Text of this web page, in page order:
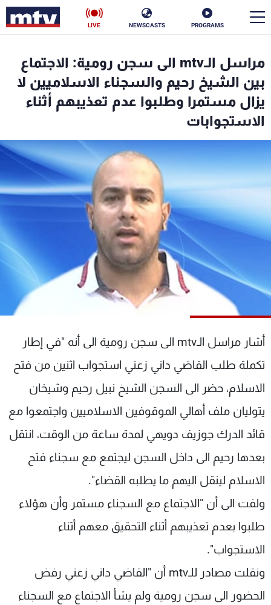
PROGRAMS
NEWSCASTS
LIVE
مراسل الـmtv الى سجن رومية: الاجتماع
بين الشيخ رحيم والسجناء الاسلاميين لا
يزال مستمرا وطلبوا عدم تعذيبهم أثناء
الاستجوابات
أشار مراسل الـmtv الى سجن رومية الى أنه "في إطار
تكملة طلب القاضي داني زعني استجواب اثنين من فتح
الاسلام، حضر الى السجن الشيخ نبيل رحيم وشيخان
يتوليان ملف أهالي الموقوفين الاسلاميين واجتمعوا مع
قائد الدرك جوزيف دويهي لمدة ساعة من الوقت، انتقل
بعدها رحيم الى داخل السجن ليجتمع مع سجناء فتح
الاسلام لينقل اليهم ما يطلبه القضاء".
ولفت الى أن "الاجتماع مع السجناء مستمر وأن هؤلاء
طلبوا بعدم تعذيبهم أثناء التحقيق معهم أثناء
الاستجواب".
ونقلت مصادر للـmtv أن "القاضي داني زعني رفض
الحضور الى سجن رومية ولم يشأ الاجتماع مع السجناء
الأخبار
سياسة ناس
إقتصاد فن
منوعات رياضة
كأس العالم
جدول البرامج
شاهد البرامج
الترددات
عن MTV
لاعلاناتكم
وظائف
شروط الإسـتخدام